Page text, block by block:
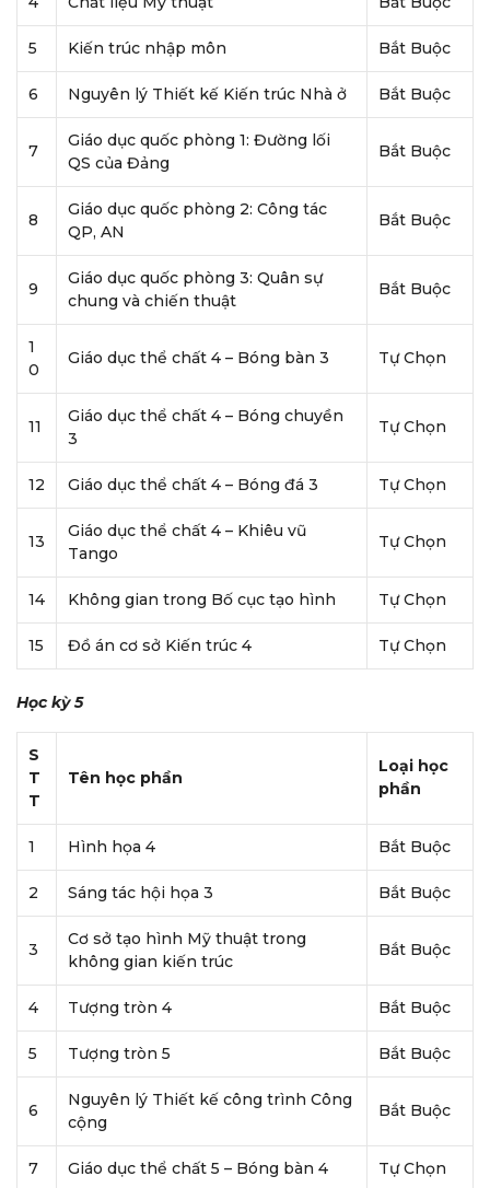
5 Kiến trúc nhập môn Bắt Buộc
6 Nguyên lý Thiết kế Kiến trúc Nhà ở Bắt Buộc
7
Giáo dục quốc phòng 1: Đường lối
QS của Đảng
Bắt Buộc
8
Giáo dục quốc phòng 2: Công tác
QP, AN
Bắt Buộc
9
Giáo dục quốc phòng 3: Quân sự
chung và chiến thuật
Bắt Buộc
1
0
Giáo dục thể chất 4 – Bóng bàn 3 Tự Chọn
11
Giáo dục thể chất 4 – Bóng chuyền
3
Tự Chọn
12 Giáo dục thể chất 4 – Bóng đá 3 Tự Chọn
13
Giáo dục thể chất 4 – Khiêu vũ
Tango
Tự Chọn
14 Không gian trong Bố cục tạo hình Tự Chọn
15 Đồ án cơ sở Kiến trúc 4 Tự Chọn
Học kỳ 5
S
T
T
Tên học phần
Loại học
phần
1 Hình họa 4 Bắt Buộc
2 Sáng tác hội họa 3 Bắt Buộc
3
Cơ sở tạo hình Mỹ thuật trong
không gian kiến trúc
Bắt Buộc
4 Tượng tròn 4 Bắt Buộc
5 Tượng tròn 5 Bắt Buộc
6
Nguyên lý Thiết kế công trình Công
cộng
Bắt Buộc
7 Giáo dục thể chất 5 – Bóng bàn 4 Tự Chọn